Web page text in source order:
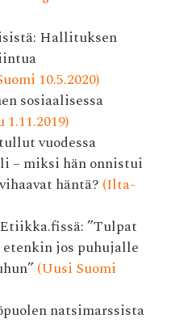
Hallituksen
10.5.2020)
sosiaalisessa
vuodessa
– miksi hän onnistui
häntä? (Ilta-
”Tulpat
jos puhujalle
(Uusi Suomi
natsimarssista